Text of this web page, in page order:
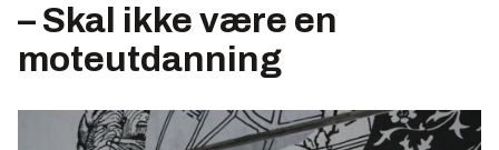
– Skal ikke være en
moteutdanning